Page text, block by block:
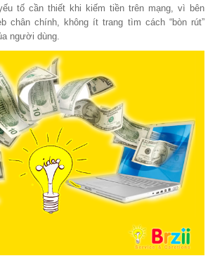
tố cần thiết khi kiếm tiền trên mạng, vì bên
chân chính, không ít trang tìm cách “bòn rút”
người dùng.